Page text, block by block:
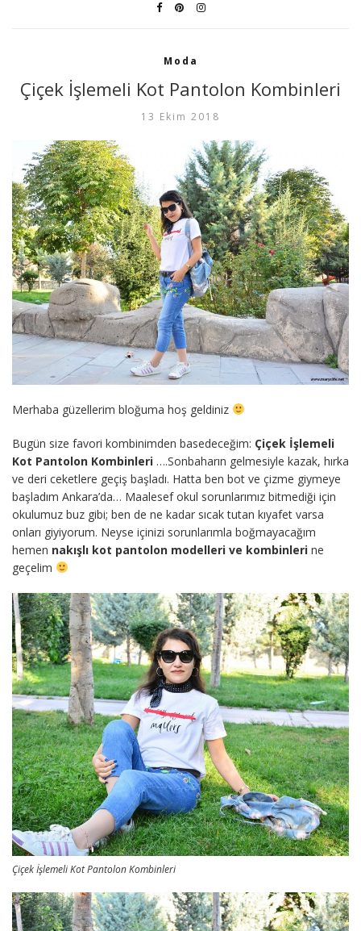
Moda
Çiçek İşlemeli Kot Pantolon Kombinleri
13 Ekim 2018
Merhaba güzellerim bloğuma hoş geldiniz
Bugün size favori kombinimden basedeceğim: Çiçek İşlemeli
Kot Pantolon Kombinleri ….Sonbaharın gelmesiyle kazak, hırka
ve deri ceketlere geçiş başladı. Hatta ben bot ve çizme giymeye
başladım Ankara’da… Maalesef okul sorunlarımız bitmediği için
okulumuz buz gibi; ben de ne kadar sıcak tutan kıyafet varsa
onları giyiyorum. Neyse içinizi sorunlarımla boğmayacağım
hemen nakışlı kot pantolon modelleri ve kombinleri ne
geçelim
Çiçek İşlemeli Kot Pantolon Kombinleri